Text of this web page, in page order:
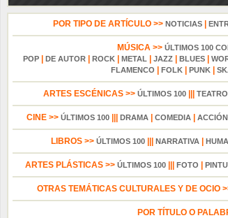
POR TIPO DE ARTÍCULO >> NOTICIAS|
MÚSICA >> ÚLTIMOS 100
POP| DE AUTOR| ROCK| METAL| JAZZ| BLUES|
FLAMENCO FOLK| PUNK|
ARTES ESCÉNICAS >> ÚLTIMOS 100||| TEATRO
CINE >> ÚLTIMOS 100 DRAMA COMEDIA ACCIÓN
LIBROS >> ÚLTIMOS 100 NARRATIVA
ARTES PLÁSTICAS >> ÚLTIMOS 100 FOTO
OTRAS TEMÁTICAS CULTURALES Y DE OCIO
POR TÍTULO O